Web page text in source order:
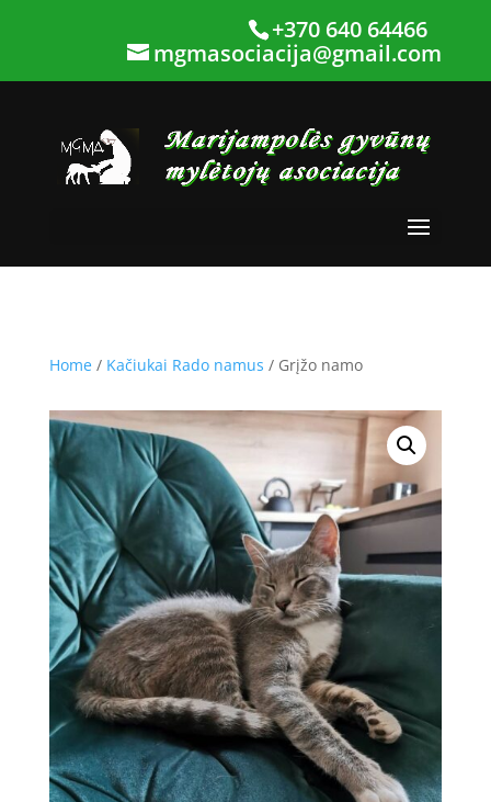
+370 640 64466
mgmasociacija@gmail.com
Home/ Kačiukai Rado namus / Grįžo namo